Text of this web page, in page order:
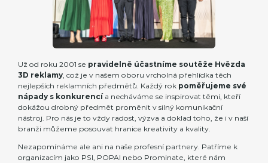
Už od roku 2001 se pravidelně účastníme soutěže Hvězda
3D reklamy, což je v našem oboru vrcholná přehlídka těch
nejlepších reklamních předmětů. Každý rok poměřujeme své
nápady s konkurencía necháváme se inspirovat těmi, kteří
dokážou drobný předmět proměnit v silný komunikační
nástroj. Pro nás je to vždy radost, výzva a doklad toho, že i v naší
branži můžeme posouvat hranice kreativity a kvality.
Nezapomínáme ale ani na naše profesní partnery. Patříme k
organizacím jako PSI, POPAI nebo Prominate, které nám